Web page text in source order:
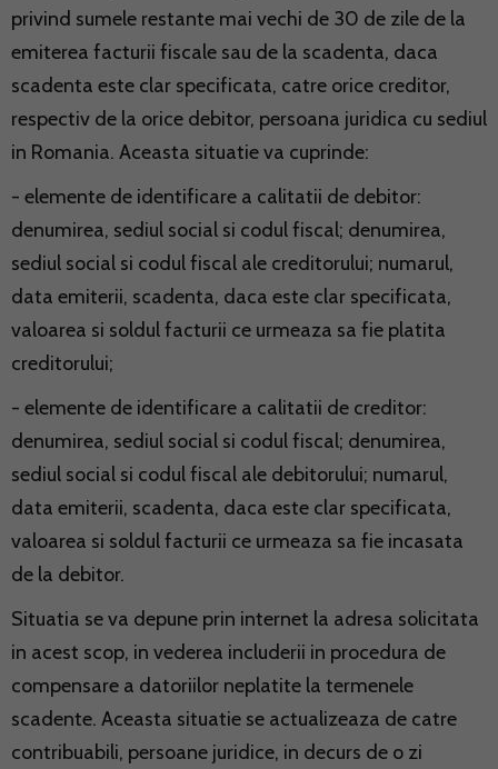
privind sumele restante mai vechi de 30 de zile de la
emiterea facturii fiscale sau de la scadenta, daca
scadenta este clar specificata, catre orice creditor,
respectiv de la orice debitor, persoana juridica cu sediul
in Romania. Aceasta situatie va cuprinde:
- elemente de identificare a calitatii de debitor:
denumirea, sediul social si codul fiscal; denumirea,
sediul social si codul fiscal ale creditorului; numarul,
data emiterii, scadenta, daca este clar specificata,
valoarea si soldul facturii ce urmeaza sa fie platita
creditorului;
- elemente de identificare a calitatii de creditor:
denumirea, sediul social si codul fiscal; denumirea,
sediul social si codul fiscal ale debitorului; numarul,
data emiterii, scadenta, daca este clar specificata,
valoarea si soldul facturii ce urmeaza sa fie incasata
de la debitor.
Situatia se va depune prin internet la adresa solicitata
in acest scop, in vederea includerii in procedura de
compensare a datoriilor neplatite la termenele
scadente. Aceasta situatie se actualizeaza de catre
contribuabili, persoane juridice, in decurs de o zi